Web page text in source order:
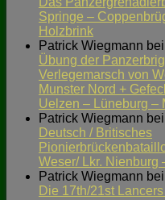
Springe –
Holzbrink
Patrick Wiegmann bei
Übung der
Verlegemarsch von
Munster Nord +
Uelzen – Lüneburg –
Patrick Wiegmann bei
Deutsch / Britisches
Weser/ Lkr. Nienburg
Patrick Wiegmann bei
Die 17th/21st